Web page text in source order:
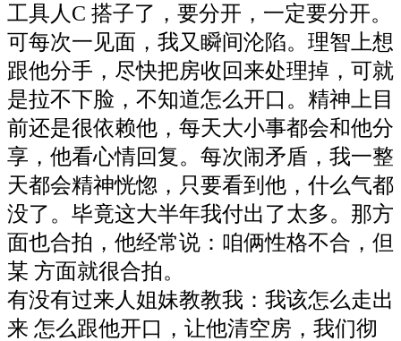
工具人C 搭子了，要分开，一定要分开。
可每次一见面，我又瞬间沦陷。理智上想
跟他分手，尽快把房收回来处理掉，可就
是拉不下脸，不知道怎么开口。精神上目
前还是很依赖他，每天大小事都会和他分
享，他看心情回复。每次闹矛盾，我一整
天都会精神恍惚，只要看到他，什么气都
没了。毕竟这大半年我付出了太多。那方
面也合拍，他经常说：咱俩性格不合，但
某 方面就很合拍。
有没有过来人姐妹教教我：我该怎么走出
来 怎么跟他开口，让他清空房，我们彻